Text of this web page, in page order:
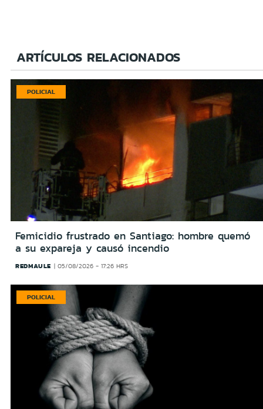
ARTÍCULOS RELACIONADOS
POLICIAL
Femicidio frustrado en Santiago: hombre quemó
a su expareja y causó incendio
REDMAULE 05/08/2026 - 17:26 HRS
POLICIAL